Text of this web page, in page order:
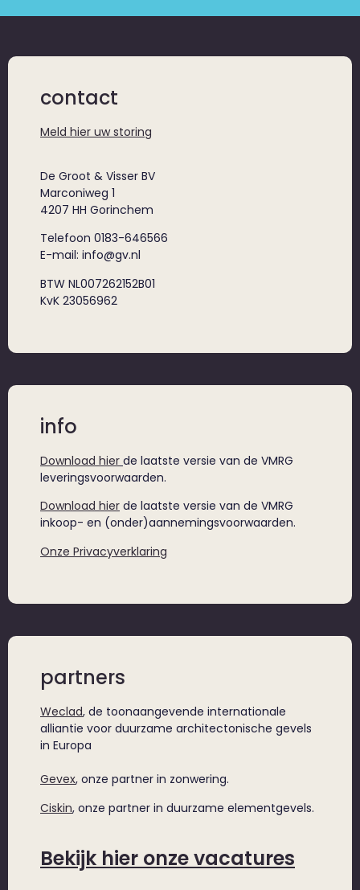
contact
Meld hier uw storing
De Groot & Visser BV
Marconiweg 1
4207 HH Gorinchem
Telefoon 0183-646566
E-mail: info@gv.nl
BTW NL007262152B01
KvK 23056962
info
Download hier de laatste versie van de VMRG
leveringsvoorwaarden.
Download hier de laatste versie van de VMRG
inkoop- en (onder)aannemingsvoorwaarden.
Onze Privacyverklaring
partners
Weclad, de toonaangevende internationale
alliantie voor duurzame architectonische gevels
in Europa
Gevex, onze partner in zonwering.
Ciskin, onze partner in duurzame elementgevels.
Bekijk hier onze vacatures